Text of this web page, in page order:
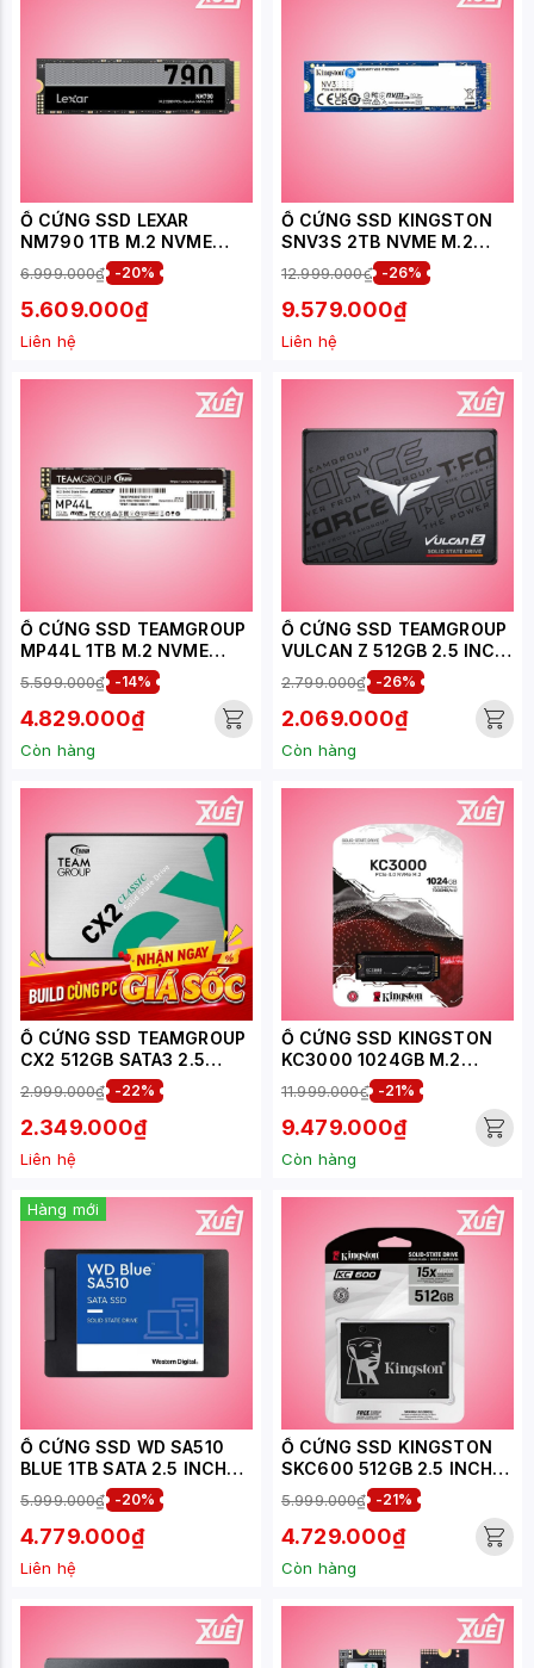
Ổ CỨNG SSD LEXAR
NM790 1TB M.2 NVME
2280 PCIE GEN 4X4 (ĐỌC
7400MB/S - GHI
6500MB/S) -
(LNM790X001T-RNNNG)
6.999.000₫ -20%
5.609.000₫
Liên hệ
Ổ CỨNG SSD KINGSTON
SNV3S 2TB NVME M.2
2280 PCIE GEN 4X4 (ĐỌC
6000MB/S - GHI
5000MB/S) -
(SNV3S/2000G)
12.999.000₫ -26%
9.579.000₫
Liên hệ
Ổ CỨNG SSD TEAMGROUP
MP44L 1TB M.2 NVME
2280 PCIE 4.0X4 (ĐỌC
5000MB/S, GHI
4500MB/S) -
(TM8FPK001T0C101)
5.599.000₫ -14%
4.829.000₫
Còn hàng
Ổ CỨNG SSD TEAMGROUP
VULCAN Z 512GB 2.5 INCH
SATA III (ĐỌC 540MB/S -
GHI 470MB/S) -
(T253TZ512G0C101)
2.799.000₫ -26%
2.069.000₫
Còn hàng
Ổ CỨNG SSD TEAMGROUP
CX2 512GB SATA3 2.5
INCH (ĐỌC 530MB/S, GHI
470MB/S) -
(T253X6512G0C101)
2.999.000₫ -22%
2.349.000₫
Liên hệ
Ổ CỨNG SSD KINGSTON
KC3000 1024GB M.2
NVME 2280 PCIE GEN 4X4
(ĐỌC 7000MB/S, GHI
6000MB/S)-
(SKC3000S/1024G)
11.999.000₫ -21%
9.479.000₫
Còn hàng
Hàng mới
Ổ CỨNG SSD WD SA510
BLUE 1TB SATA 2.5 INCH
(ĐỌC 560MB/S - GHI
520MB/S) -
(WDS100T3B0A)
5.999.000₫ -20%
4.779.000₫
Liên hệ
Ổ CỨNG SSD KINGSTON
SKC600 512GB 2.5 INCH
SATA3 (ĐỌC 550MB/S -
GHI 520MB/S) -
(KC600/512GB)
5.999.000₫ -21%
4.729.000₫
Còn hàng